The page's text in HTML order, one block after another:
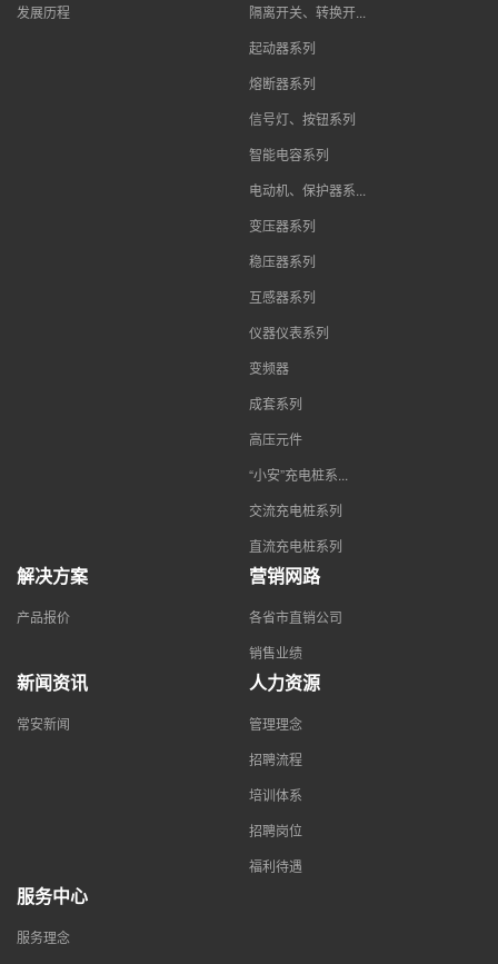
发展历程
隔离开关、转换开...
起动器系列
熔断器系列
信号灯、按钮系列
智能电容系列
电动机、保护器系...
变压器系列
稳压器系列
互感器系列
仪器仪表系列
变频器
成套系列
高压元件
“小安”充电桩系...
交流充电桩系列
直流充电桩系列
解决方案
产品报价
营销网路
各省市直销公司
销售业绩
新闻资讯
常安新闻
人力资源
管理理念
招聘流程
培训体系
招聘岗位
福利待遇
服务中心
服务理念